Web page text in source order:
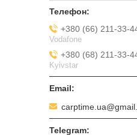
+380 (66) 211-33-
Vodafone
+380 (68) 211-33-
Kyivstar